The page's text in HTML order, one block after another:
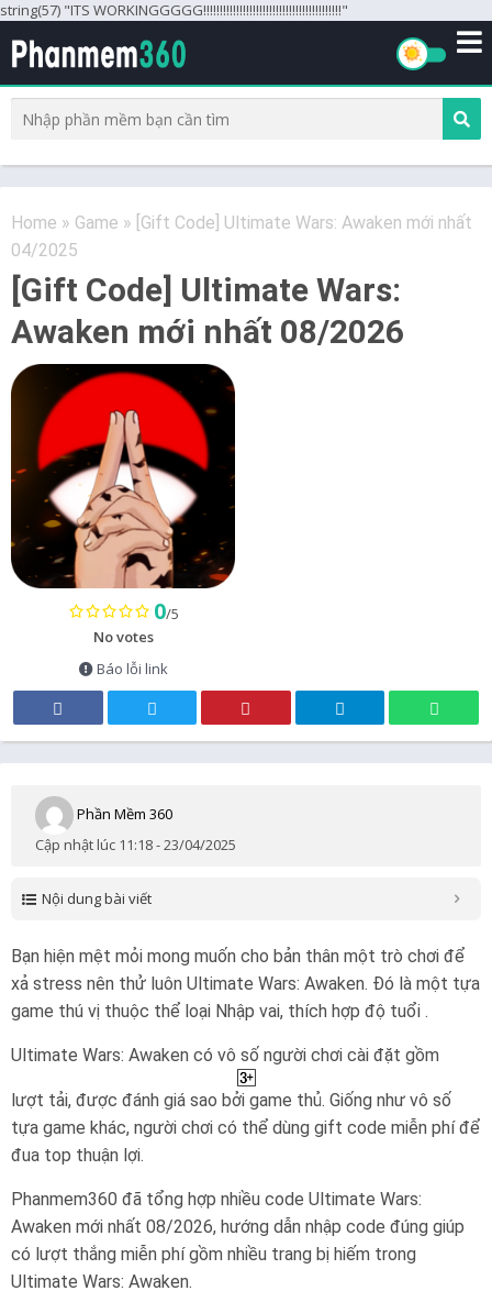
string(57) "ITS WORKINGGGGG!!!!!!!!!!!!!!!!!!!!!!!!!!!!!!!!!!!!!!!!!!"
Home » Game » [Gift Code] Ultimate Wars: Awaken mới nhất
04/2025
[Gift Code] Ultimate Wars:
Awaken mới nhất 08/2026
0/5
No votes
Báo lỗi link
Phần Mềm 360
Cập nhật lúc 11:18 - 23/04/2025
Nội dung bài viết
Bạn hiện mệt mỏi mong muốn cho bản thân một trò chơi để
xả stress nên thử luôn Ultimate Wars: Awaken. Đó là một tựa
game thú vị thuộc thể loại Nhập vai, thích hợp độ tuổi .
Ultimate Wars: Awaken có vô số người chơi cài đặt gồm
lượt tải, được đánh giá sao bởi game thủ. Giống như vô số
tựa game khác, người chơi có thể dùng gift code miễn phí để
đua top thuận lợi.
Phanmem360 đã tổng hợp nhiều code Ultimate Wars:
Awaken mới nhất 08/2026, hướng dẫn nhập code đúng giúp
có lượt thắng miễn phí gồm nhiều trang bị hiếm trong
Ultimate Wars: Awaken.